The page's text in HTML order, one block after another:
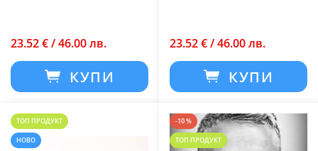
23.52 € / 46.00 лв.
КУПИ
23.52 € / 46.00 лв.
КУПИ
ТОП ПРОДУКТ
НОВО
-10 %
ТОП ПРОДУКТ